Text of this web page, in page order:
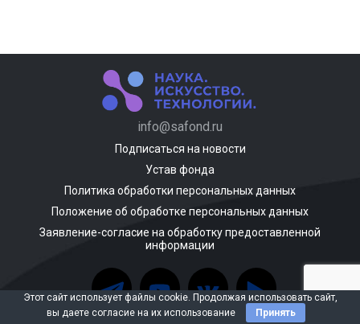
info@safond.ru
Подписаться на новости
Устав фонда
Политика обработки персональных данных
Положение об обработке персональных данных
Заявление-согласие на обработку предоставленной
информации
Этот сайт использует файлы cookie. Продолжая использовать сайт,
вы даете согласие на их использование
Принять